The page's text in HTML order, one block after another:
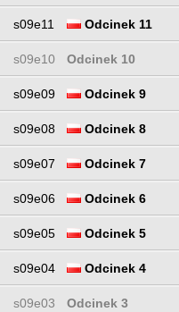
s09e11 Odcinek 11
s09e10 Odcinek 10
s09e09 Odcinek 9
s09e08 Odcinek 8
s09e07 Odcinek 7
s09e06 Odcinek 6
s09e05 Odcinek 5
s09e04 Odcinek 4
s09e03 Odcinek 3